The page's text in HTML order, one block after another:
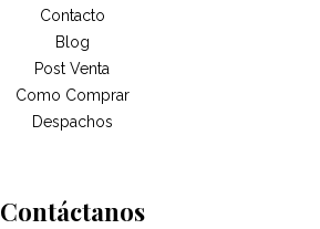
Contacto
Blog
Post Venta
Como Comprar
Despachos
Contáctanos